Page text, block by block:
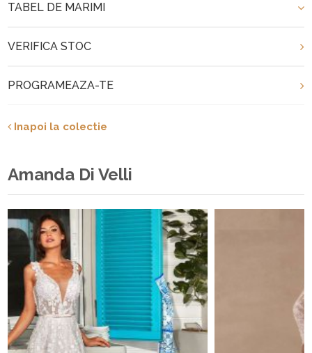
TABEL DE MARIMI
VERIFICA STOC
PROGRAMEAZA-TE
Inapoi la colectie
Amanda Di Velli